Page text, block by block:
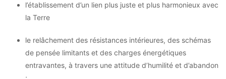
l’établissement d’un lien plus juste et plus harmonieux avec
la Terre
le relâchement des résistances intérieures, des schémas
de pensée limitants et des charges énergétiques
entravantes, à travers une attitude d’humilité et d’abandon